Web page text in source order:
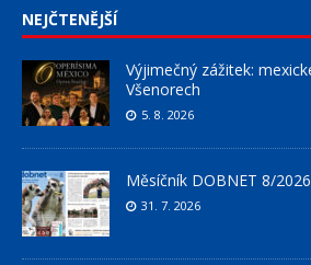
NEJČTENĚJŠÍ
Výjimečný zážitek:
Všenorech
5. 8. 2026
Měsíčník DOBNET 8/2026
31. 7. 2026